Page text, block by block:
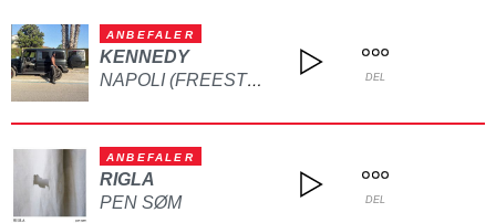
ANBEFALER
KENNEDY
NAPOLI (FREESTYLE) DEL
ANBEFALER
RIGLA
PEN SØM
DEL